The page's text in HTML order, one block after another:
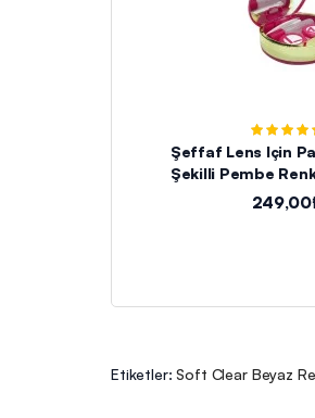
Şeffaf Lens Için
Şekilli Pembe
Etiketler:Soft Clear Beyaz